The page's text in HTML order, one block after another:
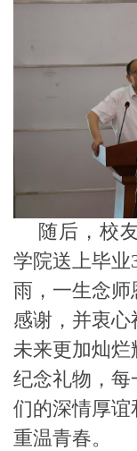
随后，校友
学院送上毕业
雨，一生念师
感谢，并衷心
未来更加灿烂
纪念礼物，每
们的深情厚谊
重温青春。